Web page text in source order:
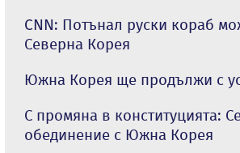
CNN: Потънал руски кораб
Северна Корея
Южна Корея ще продължи с
С промяна в конституцията:
обединение с Южна Корея